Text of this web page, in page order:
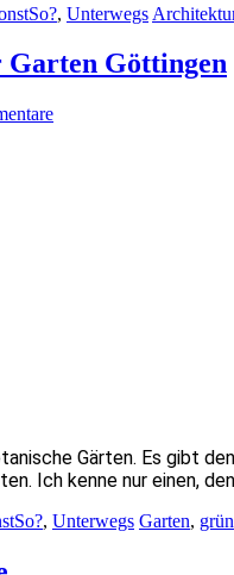
, Unterwegs
Göttingen
Gärten. Es gibt
Ich kenne nur einen,
, Unterwegs Garten, grün